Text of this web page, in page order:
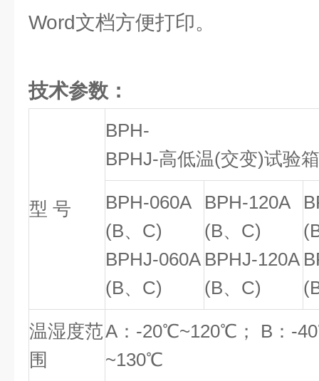
Word文档方便打印。
技术参数：
型 号
BPH-
BPHJ-高低温(交变)试验箱
BPH-060A
(B、C)
BPHJ-060A
(B、C)
BPH-120A
(B、C)
BPHJ-120A
(B、C)
温湿度范
围
A：-20℃~120℃； B：-
~130℃